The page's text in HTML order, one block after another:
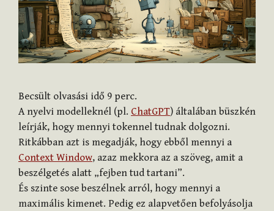
Becsült olvasási idő 9 perc.
A nyelvi modelleknél (pl. ChatGPT) általában büszkén
leírják, hogy mennyi tokennel tudnak dolgozni.
Ritkábban azt is megadják, hogy ebből mennyi a
Context Window, azaz mekkora az a szöveg, amit a
beszélgetés alatt „fejben tud tartani”.
És szinte sose beszélnek arról, hogy mennyi a
maximális kimenet. Pedig ez alapvetően befolyásolja